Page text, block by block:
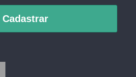
Cadastrar